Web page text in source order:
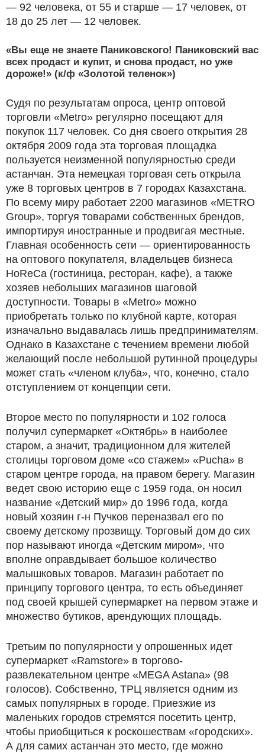
— 92 человека, от 55 и старше — 17 человек, от
18 до 25 лет — 12 человек.
«Вы еще не знаете Паниковского! Паниковский вас
всех продаст и купит, и снова продаст, но уже
дороже!» (к/ф «Золотой теленок»)
Судя по результатам опроса, центр оптовой
торговли «Metro» регулярно посещают для
покупок 117 человек. Со дня своего открытия 28
октября 2009 года эта торговая площадка
пользуется неизменной популярностью среди
астанчан. Эта немецкая торговая сеть открыла
уже 8 торговых центров в 7 городах Казахстана.
По всему миру работает 2200 магазинов «METRO
Group», торгуя товарами собственных брендов,
импортируя иностранные и продвигая местные.
Главная особенность сети — ориентированность
на оптового покупателя, владельцев бизнеса
HoReCa (гостиница, ресторан, кафе), а также
хозяев небольших магазинов шаговой
доступности. Товары в «Metro» можно
приобретать только по клубной карте, которая
изначально выдавалась лишь предпринимателям.
Однако в Казахстане с течением времени любой
желающий после небольшой рутинной процедуры
может стать «членом клуба», что, конечно, стало
отступлением от концепции сети.
Второе место по популярности и 102 голоса
получил супермаркет «Октябрь» в наиболее
старом, а значит, традиционном для жителей
столицы торговом доме «со стажем» «Pucha» в
старом центре города, на правом берегу. Магазин
ведет свою историю еще с 1959 года, он носил
название «Детский мир» до 1996 года, когда
новый хозяин г-н Пучков переназвал его по
своему детскому прозвищу. Торговый дом до сих
пор называют иногда «Детским миром», что
вполне оправдывает большое количество
малышковых товаров. Магазин работает по
принципу торгового центра, то есть объединяет
под своей крышей супермаркет на первом этаже и
множество бутиков, арендующих площадь.
Третьим по популярности у опрошенных идет
супермаркет «Ramstore» в торгово-
развлекательном центре «MEGA Astana» (98
голосов). Собственно, ТРЦ является одним из
самых популярных в городе. Приезжие из
маленьких городов стремятся посетить центр,
чтобы приобщиться к роскошествам «городских».
А для самих астанчан это место, где можно